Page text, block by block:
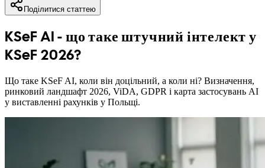
Поділитися статтею
KSeF AI - що таке штучний інтелект у
KSeF 2026?
Що таке KSeF AI, коли він доцільний, а коли ні? Визначення,
ринковий ландшафт 2026, ViDA, GDPR і карта застосувань AI
у виставленні рахунків у Польщі.